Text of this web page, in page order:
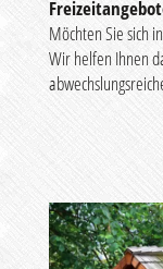
Möchten Sie sich
Wir helfen Ihnen